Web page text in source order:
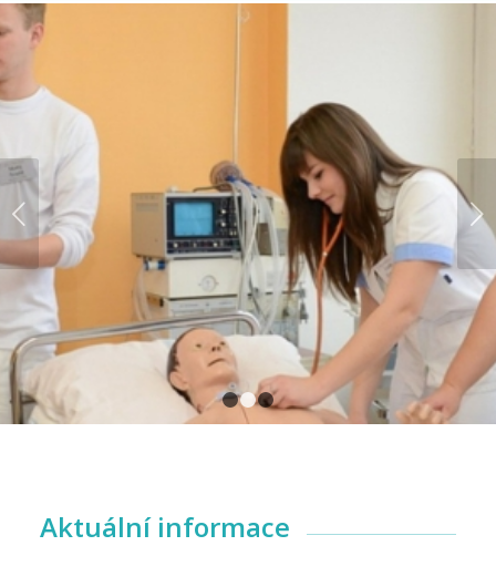
Next
1 3
Aktuální informace